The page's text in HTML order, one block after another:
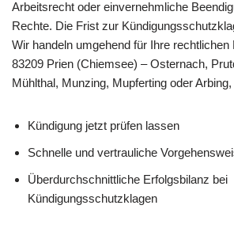
Arbeitsrecht oder einvernehmliche
Rechte. Die Frist zur
Wir handeln umgehend für Ihre rechtlichen
83209 Prien (Chiemsee) – Osternach,
Mühlthal, Munzing, Mupferting oder
Kündigung jetzt prüfen lassen
Schnelle und vertrauliche
Überdurchschnittliche Erfolgsbilanz bei
Kündigungsschutzklagen